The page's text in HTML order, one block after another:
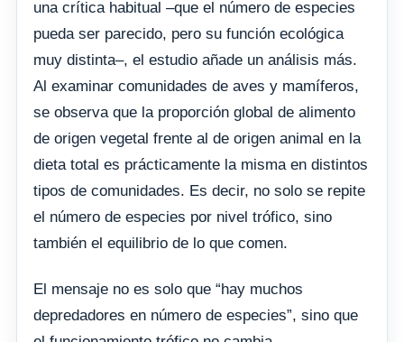
una crítica habitual –que el número de especies
pueda ser parecido, pero su función ecológica
muy distinta–, el estudio añade un análisis más.
Al examinar comunidades de aves y mamíferos,
se observa que la proporción global de alimento
de origen vegetal frente al de origen animal en la
dieta total es prácticamente la misma en distintos
tipos de comunidades. Es decir, no solo se repite
el número de especies por nivel trófico, sino
también el equilibrio de lo que comen.
El mensaje no es solo que “hay muchos
depredadores en número de especies”, sino que